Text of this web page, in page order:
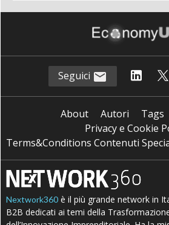
Seguici
About Autori Tags
Privacy e Cookie
Terms&Conditions Contenuti
Nextwork360 è il più grande network in
B2B dedicati ai temi della